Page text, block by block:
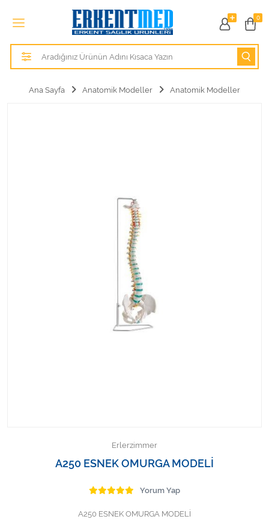
0
Tüm Kategoriler
Alezler
Tıbbi Tekstil Ürünleri
Ana Sayfa Anatomik Modeller Anatomik Modeller
Erlerzimmer
A250 ESNEK OMURGA MODELİ
Yorum Yap
A250 ESNEK OMURGA MODELİ